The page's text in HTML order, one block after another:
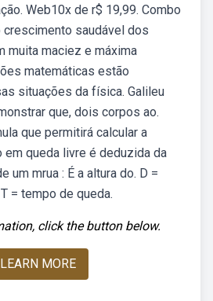
Web10x de r$ 19,99. Combo
saudável dos
muita maciez e máxima
matemáticas estão
situações da física. Galileu
que, dois corpos ao.
que permitirá calcular a
queda livre é deduzida da
um mrua : É a altura do. D =
= tempo de queda.
click the button below.
LEARN MORE